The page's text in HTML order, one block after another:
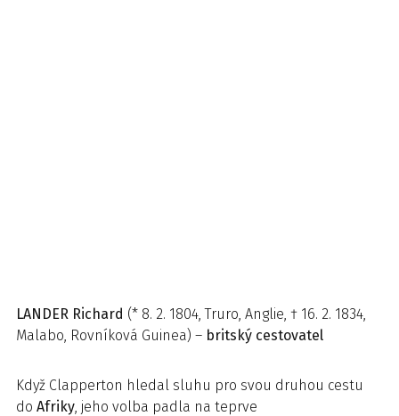
LANDER Richard (* 8. 2. 1804, Truro, Anglie, † 16. 2. 1834,
Malabo, Rovníková Guinea) – britský cestovatel
Když Clapperton hledal sluhu pro svou druhou cestu
do Afriky, jeho volba padla na teprve